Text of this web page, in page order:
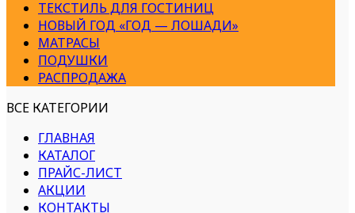
ТЕКСТИЛЬ ДЛЯ ГОСТИНИЦ
НОВЫЙ ГОД «ГОД — ЛОШАДИ»
МАТРАСЫ
ПОДУШКИ
РАСПРОДАЖА
ВСЕ КАТЕГОРИИ
ГЛАВНАЯ
КАТАЛОГ
ПРАЙС-ЛИСТ
АКЦИИ
КОНТАКТЫ